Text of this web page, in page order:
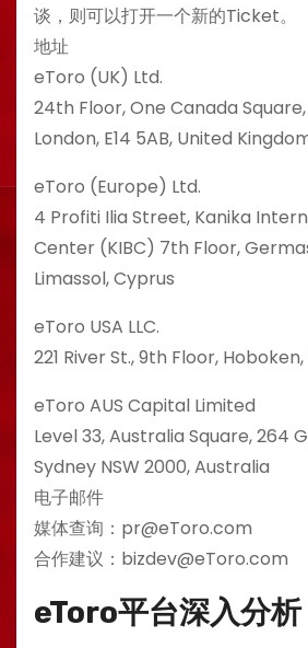
谈，则可以打开一个新的Ticket。
地址
eToro (UK) Ltd.
24th Floor, One Canada
London, E14 5AB, United
eToro (Europe) Ltd.
4 Profiti Ilia Street, Kanika
Center (KIBC) 7th Floor,
Limassol, Cyprus
eToro USA LLC.
221 River St., 9th Floor,
eToro AUS Capital Limited
Level 33, Australia Square, 264
Sydney NSW 2000, Australia
电子邮件
媒体查询：pr@eToro.com
合作建议：bizdev@eToro.com
eToro平台深入分析